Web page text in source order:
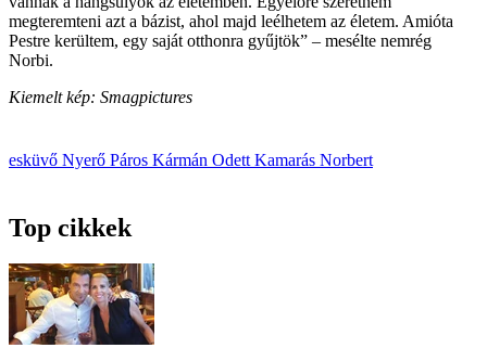
megteremteni azt a bázist, ahol majd leélhetem az életem. Amióta
Pestre kerültem, egy saját otthonra gyűjtök” – mesélte nemrég
Norbi.
Kiemelt kép: Smagpictures
esküvő Nyerő Páros Kármán Odett Kamarás Norbert
Top cikkek